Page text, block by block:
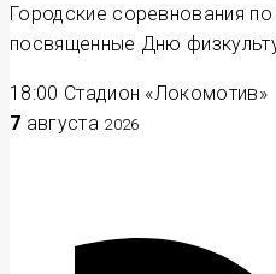
Городские соревнования
посвященные Дню
18:00 Стадион «Локомотив»
7 августа 2026